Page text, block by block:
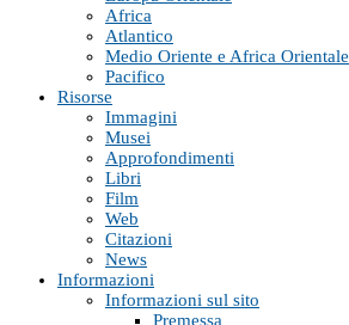
Africa
Atlantico
Medio Oriente e Africa Orientale
Pacifico
Risorse
Immagini
Musei
Approfondimenti
Libri
Film
Web
Citazioni
News
Informazioni
Informazioni sul sito
Premessa